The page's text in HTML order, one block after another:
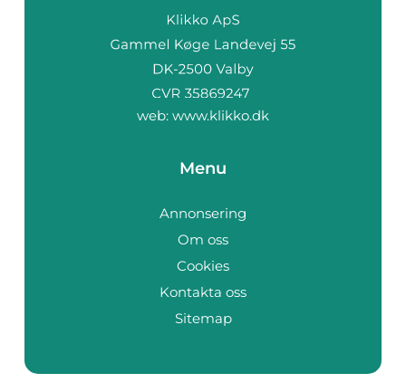
web: www.klikko.dk
Menu
Annonsering
Om oss
Cookies
Kontakta oss
Sitemap